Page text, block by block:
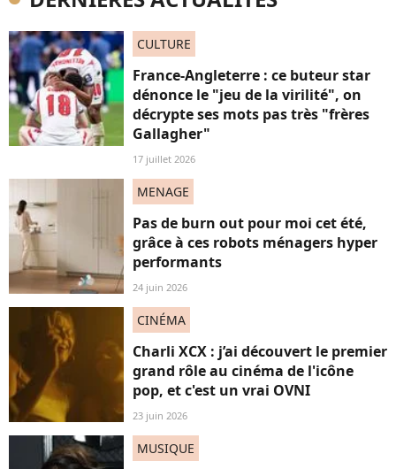
CULTURE
France-Angleterre : ce buteur star
dénonce le "jeu de la virilité", on
décrypte ses mots pas très "frères
Gallagher"
17 juillet 2026
MENAGE
Pas de burn out pour moi cet été,
grâce à ces robots ménagers hyper
performants
24 juin 2026
CINÉMA
Charli XCX : j’ai découvert le premier
grand rôle au cinéma de l'icône
pop, et c'est un vrai OVNI
23 juin 2026
MUSIQUE